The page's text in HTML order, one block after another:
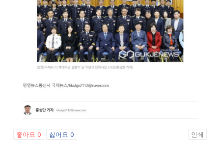
좋아요 0 싫어요0 인쇄